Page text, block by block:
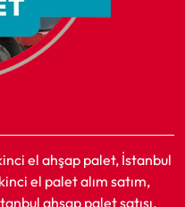
el ahşap palet, İstanbul
el palet alım satım,
ahşap palet satışı,